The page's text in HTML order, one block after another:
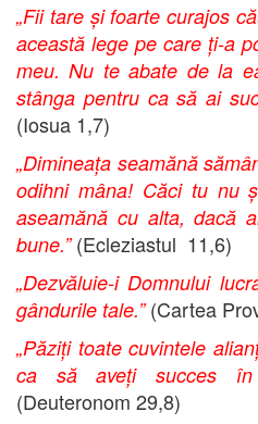
„Fii tare și foarte curajos
această lege pe care ți-a
meu. Nu te abate de la
stânga pentru ca să ai
(Iosua 1,7)
„Dimineața seamănă
odihni mâna! Căci tu nu
aseamănă cu alta, dacă
bune.”(Ecleziastul 11,6)
„Dezvăluie-i Domnului
gândurile tale.”(Cartea
„Păziți toate cuvintele
ca să aveți succes
(Deuteronom 29,8)